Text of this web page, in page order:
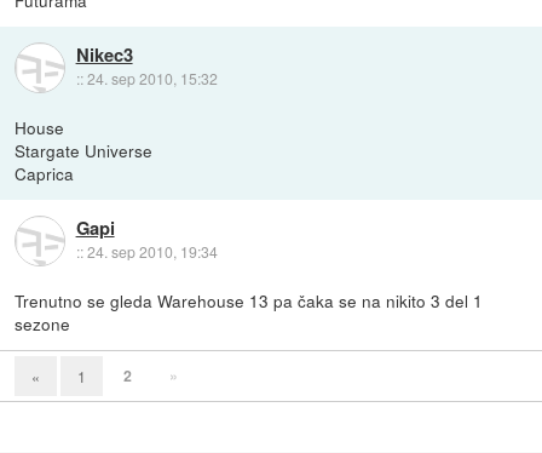
Nikec3
::24. sep 2010, 15:32
House
Stargate Universe
Caprica
Gapi
::24. sep 2010, 19:34
Trenutno se gleda Warehouse 13 pa čaka se na nikito 3 del 1
sezone
« 1 2 »